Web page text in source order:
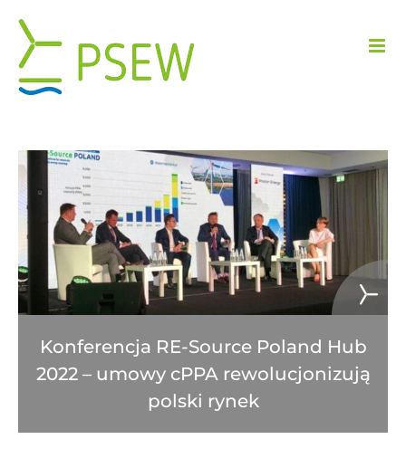
zawartości
Konferencja RE-Source Poland Hub
2022 – umowy cPPA rewolucjonizują
polski rynek